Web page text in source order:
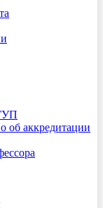
об аккредитации